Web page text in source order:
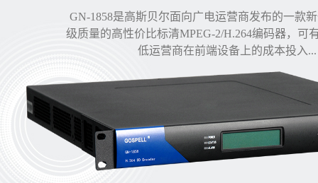
GN-1858是高斯贝尔面向广电运营商发布的一款
级质量的高性价比标清MPEG-2/H.264编码器，可
低运营商在前端设备上的成本投入...